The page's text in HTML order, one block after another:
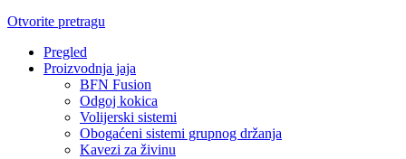
Otvorite pretragu
Pregled
Proizvodnja jaja
BFN Fusion
Odgoj kokica
Volijerski sistemi
Obogaćeni sistemi grupnog držanja
Kavezi za živinu